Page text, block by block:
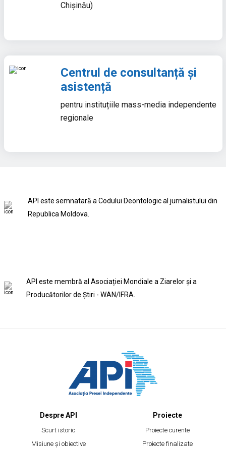
Chișinău)
Centrul de consultanță și
asistență
pentru instituțiile mass-media independente
regionale
API este semnatară a Codului Deontologic al jurnalistului din
Republica Moldova.
API este membră al Asociației Mondiale a Ziarelor și a
Producătorilor de Știri - WAN/IFRA.
Despre API
Scurt istoric
Misiune și obiective
Proiecte
Proiecte curente
Proiecte finalizate